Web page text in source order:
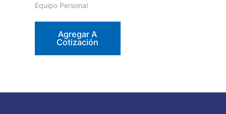
Equipo Personal
Agregar A
Cotización